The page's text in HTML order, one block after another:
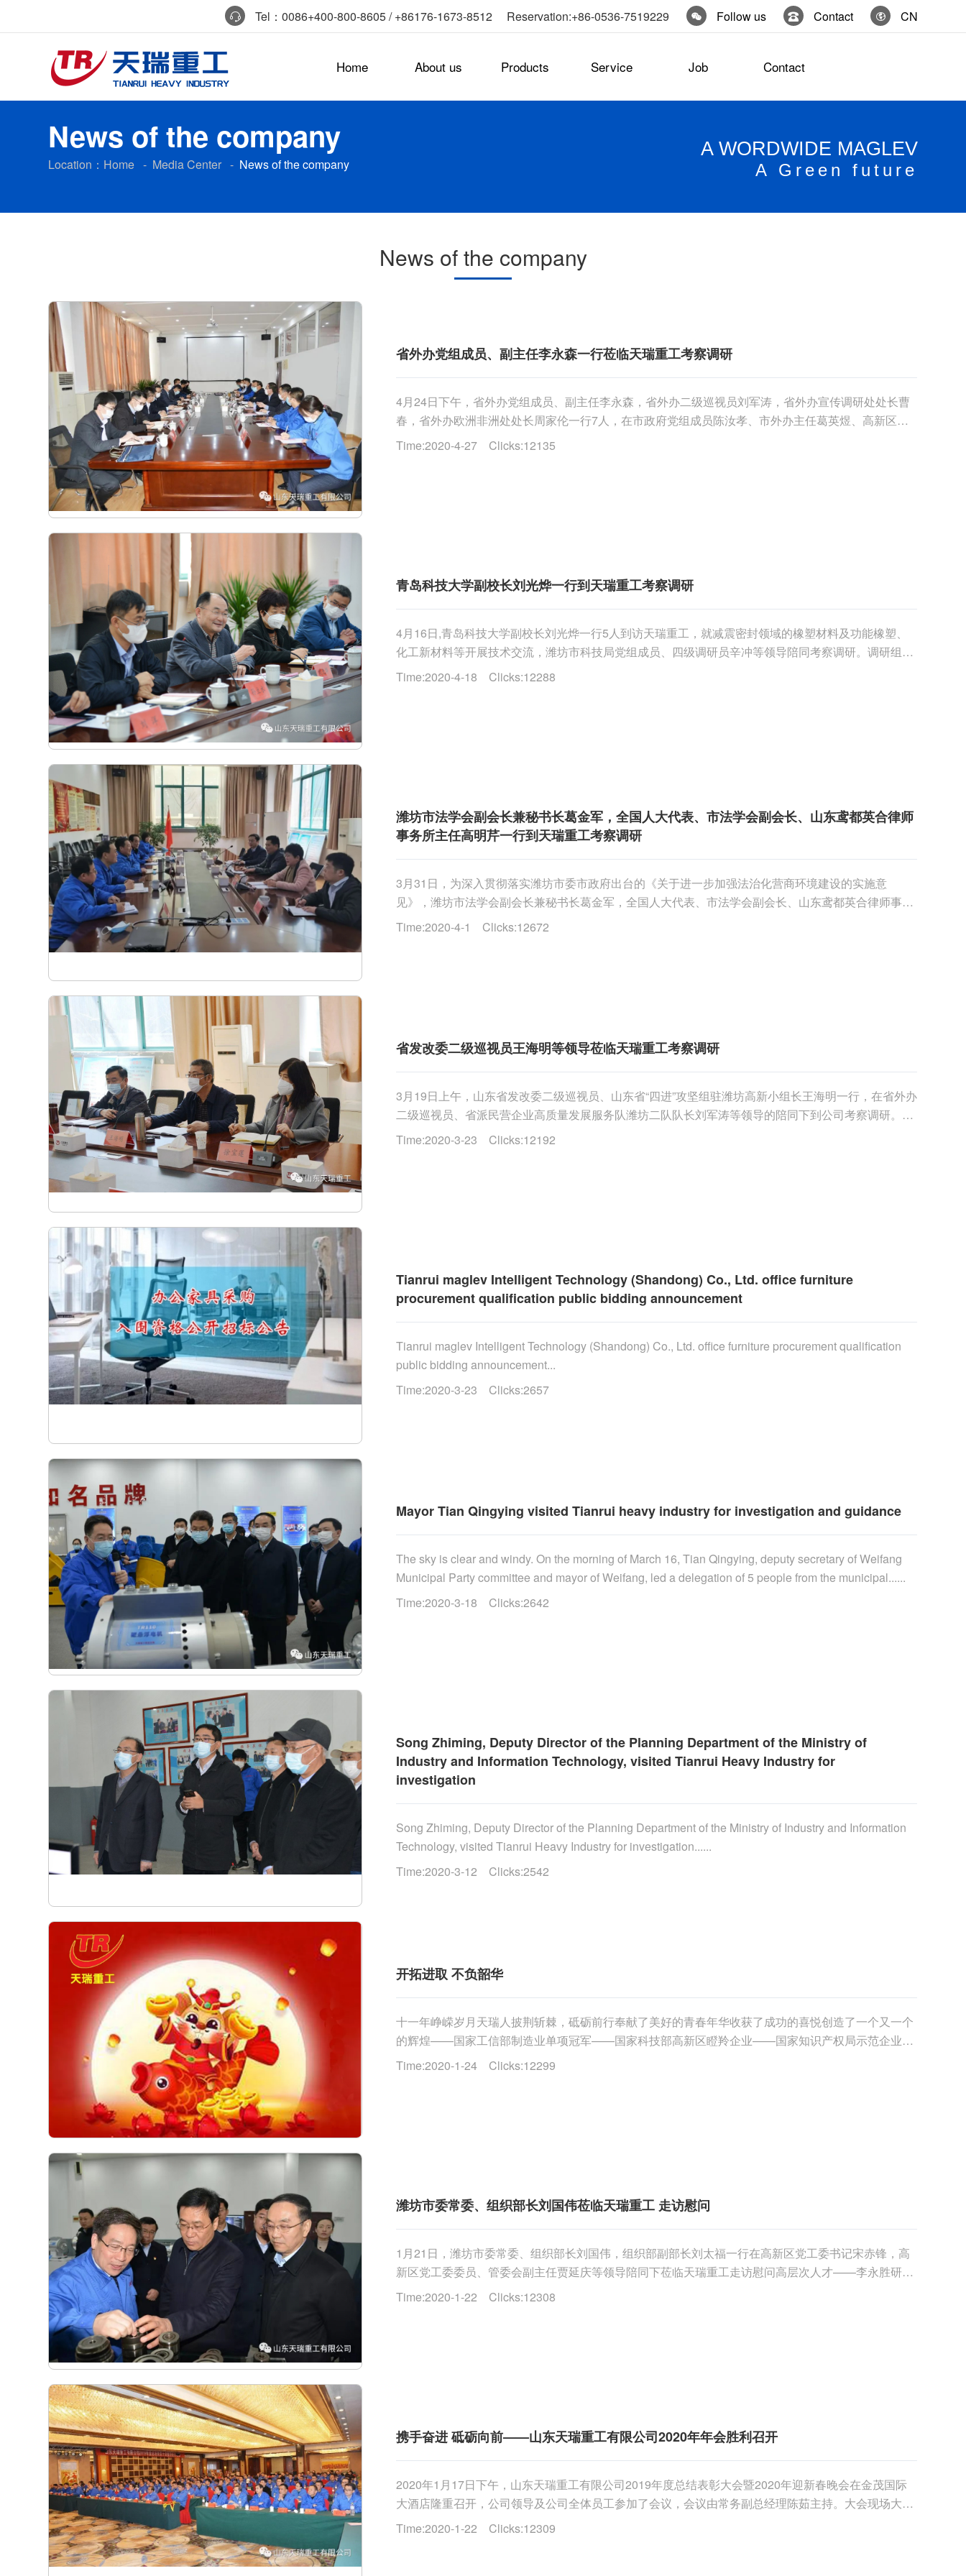
Tel：0086+400-800-8605 / +86176-1673-8512 Reservation:+86-0536-7519229 Follow us Contact CN
Home About us Products Service Job Contact
News of the company
Location： Home - Media Center- News of the company
A WORDWIDE MAGLEV
A Green future
News of the company
省外办党组成员、副主任李永森一行莅临天瑞重工考察调研
4月24日下午，省外办党组成员、副主任李永森，省外办二级巡视员刘军涛，省外办宣传调研处处长曹
春，省外办欧洲非洲处处长周家伦一行7人，在市政府党组成员陈汝孝、市外办主任葛英煜、高新区管
委会副主任胡文星等领导陪同下考察天瑞重工，就企业开展对外交......
Time:2020-4-27 Clicks:12135
青岛科技大学副校长刘光烨一行到天瑞重工考察调研
4月16日,青岛科技大学副校长刘光烨一行5人到访天瑞重工，就减震密封领域的橡塑材料及功能橡塑、
化工新材料等开展技术交流，潍坊市科技局党组成员、四级调研员辛冲等领导陪同考察调研。调研组一
行参观了公司展厅，副总经理张婕妤详细介绍了企业的发展历程......
Time:2020-4-18 Clicks:12288
潍坊市法学会副会长兼秘书长葛金军，全国人大代表、市法学会副会长、山东鸢都英合律师
事务所主任高明芹一行到天瑞重工考察调研
3月31日，为深入贯彻落实潍坊市委市政府出台的《关于进一步加强法治化营商环境建设的实施意
见》，潍坊市法学会副会长兼秘书长葛金军，全国人大代表、市法学会副会长、山东鸢都英合律师事务
所主任高明芹一行4人到天瑞重工考察调研。调研组一行参观了公司展......
Time:2020-4-1 Clicks:12672
省发改委二级巡视员王海明等领导莅临天瑞重工考察调研
3月19日上午，山东省发改委二级巡视员、山东省“四进”攻坚组驻潍坊高新小组长王海明一行，在省外办
二级巡视员、省派民营企业高质量发展服务队潍坊二队队长刘军涛等领导的陪同下到公司考察调研。考
察组一行参观了公司展厅，副总经理张婕妤向考察组详细汇报......
Time:2020-3-23 Clicks:12192
Tianrui maglev Intelligent Technology (Shandong) Co., Ltd. office furniture
procurement qualification public bidding announcement
Tianrui maglev Intelligent Technology (Shandong) Co., Ltd. office furniture procurement qualification
public bidding announcement...
Time:2020-3-23 Clicks:2657
Mayor Tian Qingying visited Tianrui heavy industry for investigation and guidance
The sky is clear and windy. On the morning of March 16, Tian Qingying, deputy secretary of Weifang
Municipal Party committee and mayor of Weifang, led a delegation of 5 people from the municipal......
Time:2020-3-18 Clicks:2642
Song Zhiming, Deputy Director of the Planning Department of the Ministry of
Industry and Information Technology, visited Tianrui Heavy Industry for
investigation
Song Zhiming, Deputy Director of the Planning Department of the Ministry of Industry and Information
Technology, visited Tianrui Heavy Industry for investigation......
Time:2020-3-12 Clicks:2542
开拓进取 不负韶华
十一年峥嵘岁月天瑞人披荆斩棘，砥砺前行奉献了美好的青春年华收获了成功的喜悦创造了一个又一个
的辉煌——国家工信部制造业单项冠军——国家科技部高新区瞪羚企业——国家知识产权局示范企业
——国家重点研发计划实施单位——国家万人计划领军人才……天瑞重......
Time:2020-1-24 Clicks:12299
潍坊市委常委、组织部长刘国伟莅临天瑞重工 走访慰问
1月21日，潍坊市委常委、组织部长刘国伟，组织部副部长刘太福一行在高新区党工委书记宋赤锋，高
新区党工委委员、管委会副主任贾延庆等领导陪同下莅临天瑞重工走访慰问高层次人才——李永胜研究
员。刘国伟部长一行参观了公司展厅，详细了解公司近几年的......
Time:2020-1-22 Clicks:12308
携手奋进 砥砺向前——山东天瑞重工有限公司2020年年会胜利召开
2020年1月17日下午，山东天瑞重工有限公司2019年度总结表彰大会暨2020年迎新春晚会在金茂国际
大酒店隆重召开，公司领导及公司全体员工参加了会议，会议由常务副总经理陈茹主持。大会现场大会
首先组织观看了......
Time:2020-1-22 Clicks:12309